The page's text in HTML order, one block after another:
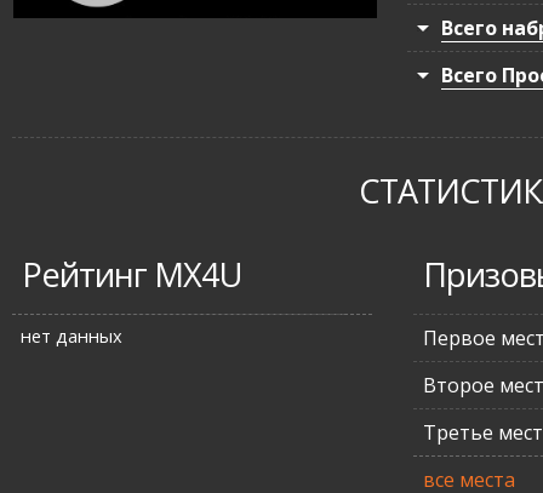
Всего
Всего
Рейтинг MX4U
нет данных
Первое
Второе
Третье
все места